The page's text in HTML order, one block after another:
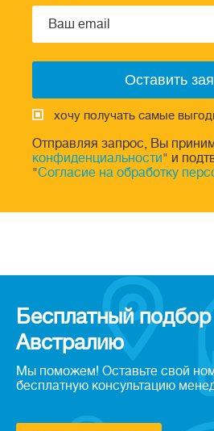
хочу получать самые
Отправляя запрос, Вы
конфиденциальности" и
"Согласие на обработку
Бесплатный подбор
Австралию
Мы поможем! Оставьте свой
бесплатную консультацию